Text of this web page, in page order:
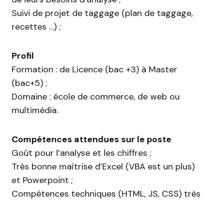
Suivi de projet de taggage (plan de taggage,
recettes …) ;
Profil
Formation : de Licence (bac +3) à Master
(bac+5) ;
Domaine : école de commerce, de web ou
multimédia.
Compétences attendues sur le poste
Goût pour l’analyse et les chiffres ;
Très bonne maîtrise d’Excel (VBA est un plus)
et Powerpoint ;
Compétences techniques (HTML, JS, CSS) très